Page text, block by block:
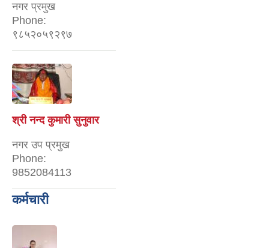
नगर प्रमुख
Phone:
९८५२०५९२९७
श्री नन्द कुमारी सुनुवार
नगर उप प्रमुख
Phone:
9852084113
कर्मचारी